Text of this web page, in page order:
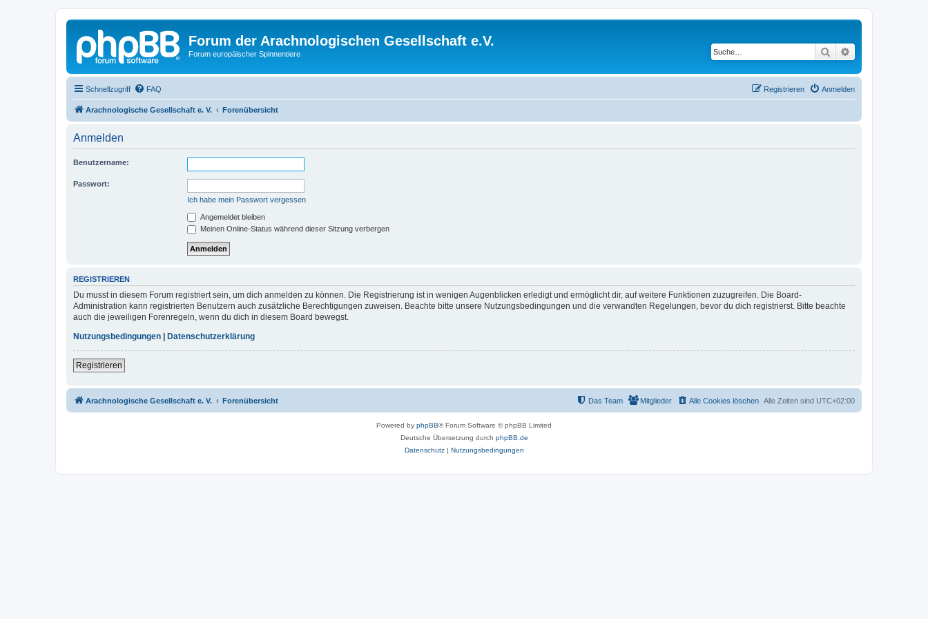
Forum der Arachnologischen Gesellschaft e.V.
Forum europäischer Spinnentiere Suche
Schnellzugriff FAQ Anmelden
Registrieren
Arachnologische Gesellschaft e. V. Forenübersicht
Anmelden
Benutzername:
Passwort:
Ich habe mein Passwort vergessen
Angemeldet bleiben
Meinen Online-Status während dieser Sitzung verbergen
REGISTRIEREN
Du musst in diesem Forum registriert sein, um dich anmelden zu können. Die Registrierung ist in wenigen Augenblicken erledigt und ermöglicht dir, auf weitere Funktionen zuzugreifen. Die Board-
Administration kann registrierten Benutzern auch zusätzliche Berechtigungen zuweisen. Beachte bitte unsere Nutzungsbedingungen und die verwandten Regelungen, bevor du dich registrierst. Bitte beachte
auch die jeweiligen Forenregeln, wenn du dich in diesem Board bewegst.
Nutzungsbedingungen
Datenschutzerklärung
Registrieren
Arachnologische Gesellschaft e. V. Forenübersicht Alle Zeiten sind UTC+02:00
Alle Cookies löschen
Mitglieder
Das Team
Powered by phpBB® Forum Software © phpBB Limited
Deutsche Übersetzung durch phpBB.de
Datenschutz| Nutzungsbedingungen